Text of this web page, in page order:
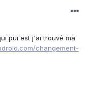
pui est j'ai trouvé ma
changement-